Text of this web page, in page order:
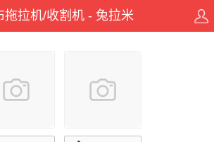
拖拉机/收割机 - 兔拉米